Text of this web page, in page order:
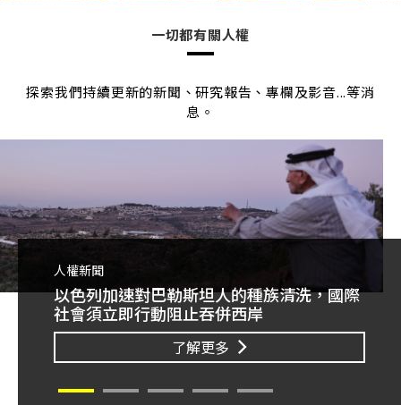
一切都有關人權
探索我們持續更新的新聞、研究報告、專欄及影音...等消
息。
升級
人權新聞
以色列加速對巴勒斯坦人的種族清洗，國際
社會須立即行動阻止吞併西岸
了解更多